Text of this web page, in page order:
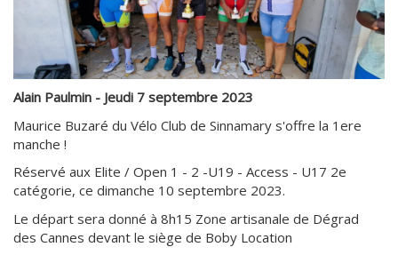
Alain Paulmin - Jeudi 7 septembre 2023
Maurice Buzaré du Vélo Club de Sinnamary s'offre la 1ere
manche !
Réservé aux Elite / Open 1 - 2 -U19 - Access - U17 2e
catégorie, ce dimanche 10 septembre 2023.
Le départ sera donné à 8h15 Zone artisanale de Dégrad
des Cannes devant le siège de Boby Location